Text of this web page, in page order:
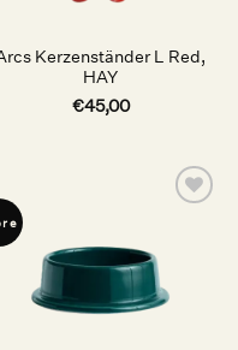
Kerzenständer L Red,
HAY
€45,00